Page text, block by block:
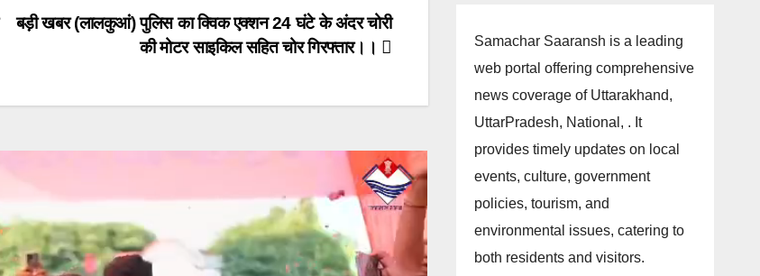
बड़ी खबर (लालकुआं) पुलिस का क्विक एक्शन 24 घंटे के अंदर चोरी
की मोटर साइकिल सहित चोर गिरफ्तार।।
Samachar Saaransh is a leading
web portal offering comprehensive
news coverage of Uttarakhand,
UttarPradesh, National, . It
provides timely updates on local
events, culture, government
policies, tourism, and
environmental issues, catering to
both residents and visitors.